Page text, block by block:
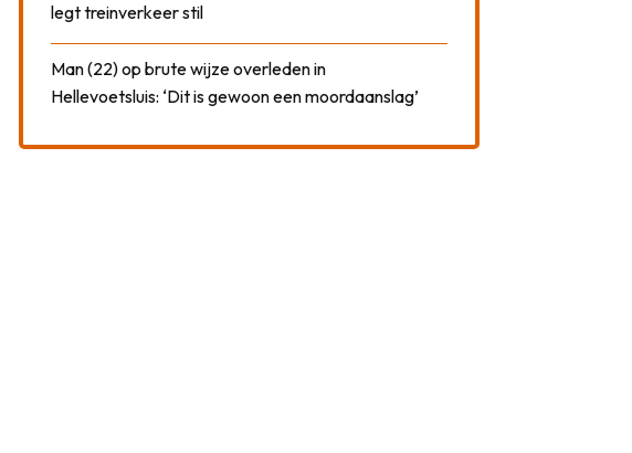
legt treinverkeer stil
Man (22) op brute wijze overleden in
Hellevoetsluis: ‘Dit is gewoon een moordaanslag’